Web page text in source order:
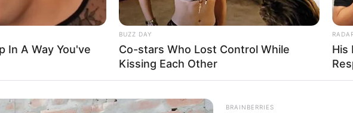
(foto: pexels/iconcom)
of Paris dan bubuk kakao agar bisa membuat hewan ini
10
In A Way You've
BUZZ DAY
Co-stars Who Lost Control While
Kissing Each Other
His
BRAINBERRIES